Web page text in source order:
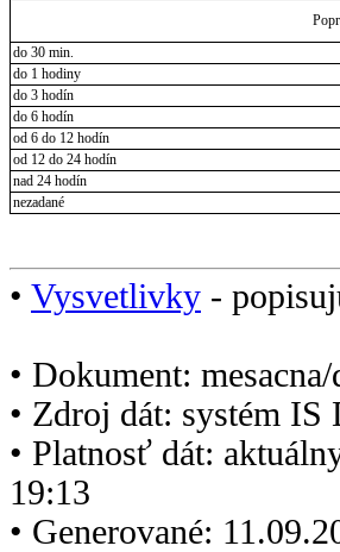
do 30 min.
do 1 hodiny
do 3 hodín
do 6 hodín
od 6 do 12 hodín
od 12 do 24 hodín
nad 24 hodín
nezadané
• Vysvetlivky -
• Dokument:
• Zdroj dát: systém IS
• Platnosť dát:
19:13
• Generované: